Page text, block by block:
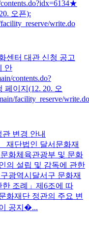
오픈):
write.do
센터 대관 신청 공고
안
contents.do?
이지(12. 20. 오
facility_reserve/write.do
변경 안내
서문화재
화체육관광부 및 문화
의 설립 및 감독에 관한
광역시달서구 문화재
조례」제6조에 따
화재단 정관의 주요 변
공지�...